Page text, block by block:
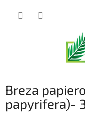
Breza
papyrifera)-